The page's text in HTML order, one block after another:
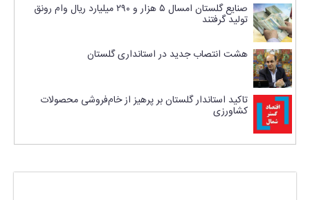
صنایع گلستان امسال ۵ هزار و ۲۹۰ میلیارد ریال وام رونق
تولید گرفتند
هشت انتصاب جدید در استانداری گلستان
تاکید استاندار گلستان بر پرهیز از خام‌فروشی محصولات
کشاورزی